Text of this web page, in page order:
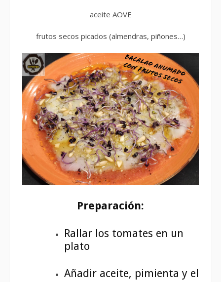
aceite AOVE
frutos secos picados (almendras, piñones…)
Preparación:
Rallar los tomates en un
plato
Añadir aceite, pimienta y el